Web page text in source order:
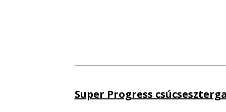
Super Progress